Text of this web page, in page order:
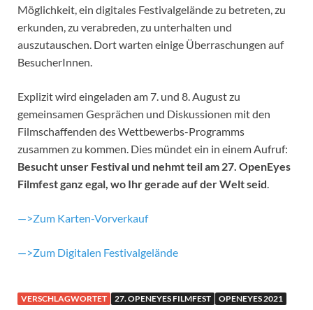
Möglichkeit, ein digitales Festivalgelände zu betreten, zu
erkunden, zu verabreden, zu unterhalten und
auszutauschen. Dort warten einige Überraschungen auf
BesucherInnen.
Explizit wird eingeladen am 7. und 8. August zu
gemeinsamen Gesprächen und Diskussionen mit den
Filmschaffenden des Wettbewerbs-Programms
zusammen zu kommen. Dies mündet ein in einem Aufruf:
Besucht unser Festival und nehmt teil am 27. OpenEyes
Filmfest ganz egal, wo Ihr gerade auf der Welt seid.
—>Zum Karten-Vorverkauf
—>Zum Digitalen Festivalgelände
VERSCHLAGWORTET 27. OPENEYES FILMFEST OPENEYES 2021